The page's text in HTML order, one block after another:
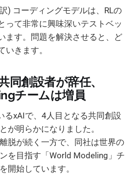
) コーディングモデルは、RLの
って非常に興味深いテストベッ
ます。問題を解決させると、ど
いきます。
同創設者が辞任、
チームは増員
るxAIで、4人目となる共同創設
が明らかになりました。
脱が続く一方で、同社は世界の
を目指す「World Modeling」チ
開始しています。